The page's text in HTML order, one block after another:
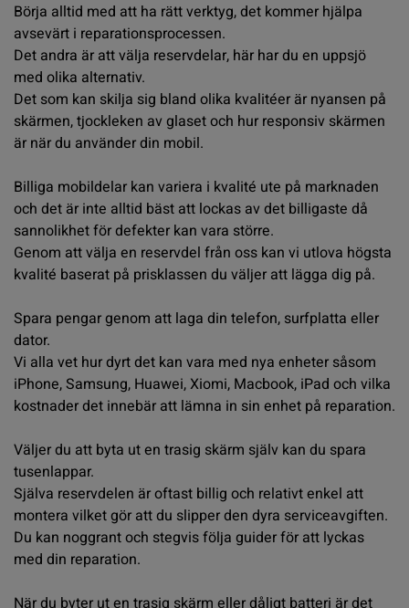
Börja alltid med att ha rätt verktyg, det kommer hjälpa
avsevärt i reparationsprocessen.
Det andra är att välja reservdelar, här har du en uppsjö
med olika alternativ.
Det som kan skilja sig bland olika kvalitéer är nyansen på
skärmen, tjockleken av glaset och hur responsiv skärmen
är när du använder din mobil.
Billiga mobildelar kan variera i kvalité ute på marknaden
och det är inte alltid bäst att lockas av det billigaste då
sannolikhet för defekter kan vara större.
Genom att välja en reservdel från oss kan vi utlova högsta
kvalité baserat på prisklassen du väljer att lägga dig på.
Spara pengar genom att laga din telefon, surfplatta eller
dator.
Vi alla vet hur dyrt det kan vara med nya enheter såsom
iPhone, Samsung, Huawei, Xiomi, Macbook, iPad och vilka
kostnader det innebär att lämna in sin enhet på reparation.
Väljer du att byta ut en trasig skärm själv kan du spara
tusenlappar.
Själva reservdelen är oftast billig och relativt enkel att
montera vilket gör att du slipper den dyra serviceavgiften.
Du kan noggrant och stegvis följa guider för att lyckas
med din reparation.
När du byter ut en trasig skärm eller dåligt batteri är det